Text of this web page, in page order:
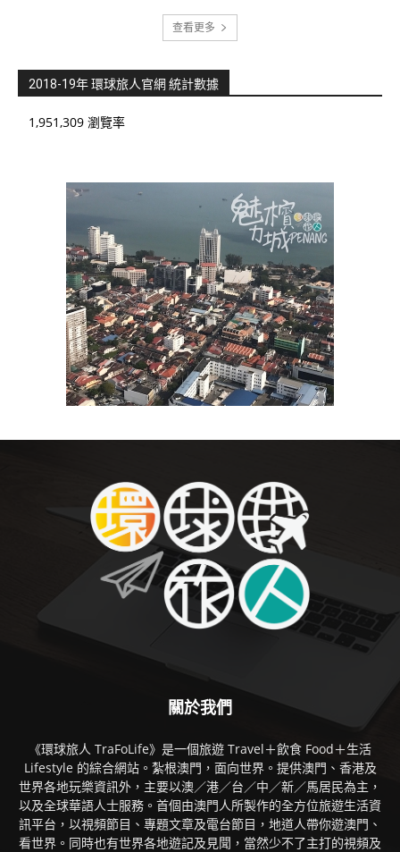
查看更多
2018-19年 環球旅人官網 統計數據
1,951,309 瀏覽率
關於我們
《環球旅人 TraFoLife》是一個旅遊 Travel＋飲食 Food＋生活
Lifestyle 的綜合網站。紮根澳門，面向世界。提供澳門、香港及
世界各地玩樂資訊外，主要以澳／港／台／中／新／馬居民為主，
以及全球華語人士服務。首個由澳門人所製作的全方位旅遊生活資
訊平台，以視頻節目、專題文章及電台節目，地道人帶你遊澳門、
看世界。同時也有世界各地遊記及見聞，當然少不了主打的視頻及